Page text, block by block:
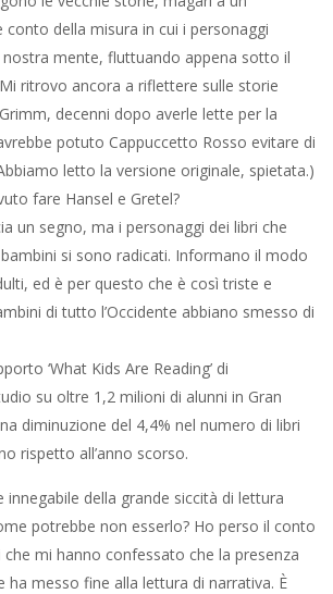
conto della misura in cui i personaggi
mente, fluttuando appena sotto il
ritrovo ancora a riflettere sulle storie
decenni dopo averle lette per la
potuto Cappuccetto Rosso evitare di
letto la versione originale, spietata.)
fare Hansel e Gretel?
un segno, ma i personaggi dei libri che
si sono radicati. Informano il modo
ed è per questo che è così triste e
di tutto l’Occidente abbiano smesso di
‘What Kids Are Reading’ di
su oltre 1,2 milioni di alunni in Gran
diminuzione del 4,4% nel numero di libri
rispetto all’anno scorso.
innegabile della grande siccità di lettura
potrebbe non esserlo? Ho perso il conto
mi hanno confessato che la presenza
ha messo fine alla lettura di narrativa. È